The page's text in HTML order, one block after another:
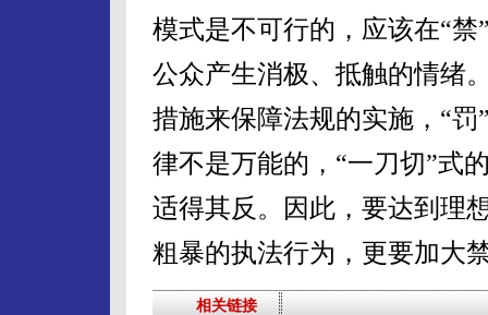
模式是不可行的，应该在“
公众产生消极、抵触的情绪
措施来保障法规的实施，“
律不是万能的，“一刀切”式
适得其反。因此，要达到理
粗暴的执法行为，更要加大
相关链接